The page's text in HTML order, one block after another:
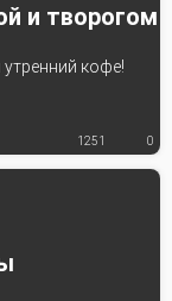
и творогом
кофе!
1251 0